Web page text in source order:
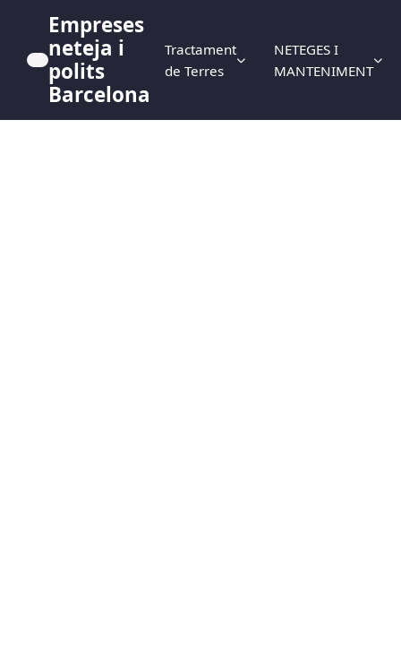
Empreses
neteja i
polits
Barcelona
Tractament
de Terres
NETEGES I
MANTENIMENT